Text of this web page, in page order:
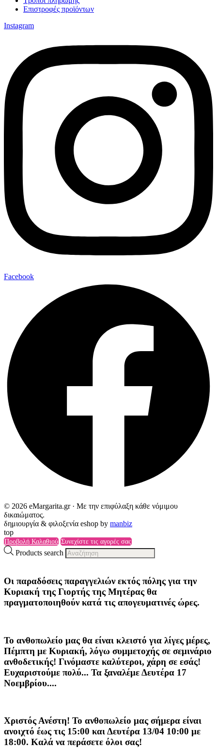
Επιστροφές προϊόντων
Instagram
Facebook
© 2026 eMargarita.gr · Με την επιφύλαξη κάθε νόμιμου
δικαιώματος.
δημιουργία & φιλοξενία eshop by manbiz
top
Προβολή Καλαθιού Συνεχίστε τις αγορές σας
Products search
Οι παραδόσεις παραγγελιώνεκτός πόλης για την
Κυριακή της Γιορτής της Μητέρας θα
πραγματοποιηθούν κατά τις απογευματινές ώρες.
Το ανθοπωλείο μας θα είναι κλειστό για λίγες μέρες,
Πέμπτη με Κυριακή, λόγω συμμετοχής σε σεμινάριο
ανθοδετικής! Γινόμαστε καλύτεροι, χάρη σε εσάς!
Ευχαριστούμε πολύ... Τα ξαναλέμε Δευτέρα 17
Νοεμβρίου....
Χριστός Ανέστη! Το ανθοπωλείο μας σήμερα είναι
ανοιχτό έως τις 15:00 και Δευτέρα 13/04 10:00 με
18:00. Καλά να περάσετε όλοι σας!